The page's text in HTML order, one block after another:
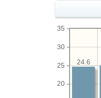
20
25
30
35
24.6